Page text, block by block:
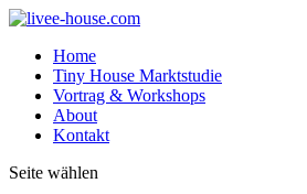
Home
Tiny House Marktstudie
Vortrag & Workshops
About
Kontakt
Seite wählen